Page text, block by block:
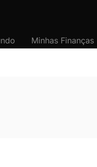
Minhas Finanças